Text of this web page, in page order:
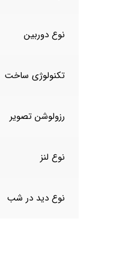
نوع دوربین
تکنولوژی ساخت
رزولوشن تصویر
نوع لنز
نوع دید در شب